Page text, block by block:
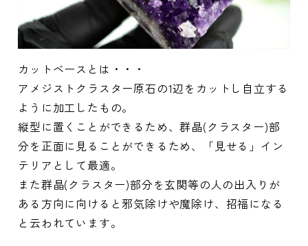
カットベースとは・・・
アメジストクラスター原石の1辺をカットし自立する
ように加工したもの。
縦型に置くことができるため、群晶(クラスター)部
分を正面に見ることができるため、「見せる」イン
テリアとして最適。
また群晶(クラスター)部分を玄関等の人の出入りが
ある方向に向けると邪気除けや魔除け、招福になる
と云われています。